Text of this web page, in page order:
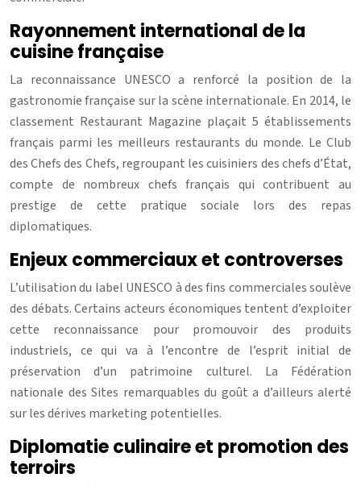
Rayonnement international de la
cuisine française
La reconnaissance UNESCO a renforcé la position de la
gastronomie française sur la scène internationale. En 2014, le
classement Restaurant Magazine plaçait 5 établissements
français parmi les meilleurs restaurants du monde. Le Club
des Chefs des Chefs, regroupant les cuisiniers des chefs d’État,
compte de nombreux chefs français qui contribuent au
prestige de cette pratique sociale lors des repas
diplomatiques.
Enjeux commerciaux et controverses
L’utilisation du label UNESCO à des fins commerciales soulève
des débats. Certains acteurs économiques tentent d’exploiter
cette reconnaissance pour promouvoir des produits
industriels, ce qui va à l’encontre de l’esprit initial de
préservation d’un patrimoine culturel. La Fédération
nationale des Sites remarquables du goût a d’ailleurs alerté
sur les dérives marketing potentielles.
Diplomatie culinaire et promotion des
terroirs